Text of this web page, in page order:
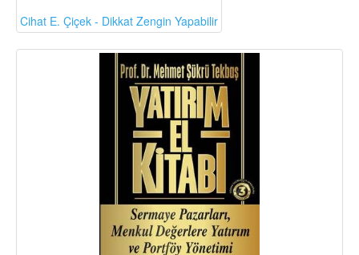
Cihat E. Çiçek - Dikkat Zengin Yapabilir